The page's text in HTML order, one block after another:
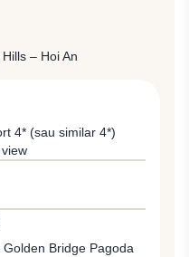
va ancora. Cină
cazare la bordul
spre aeroportul din
Vietnam Airlines,
cină la un restaurant
view.
– Hoi An
4* (sau similar 4*)
Bridge Pagoda